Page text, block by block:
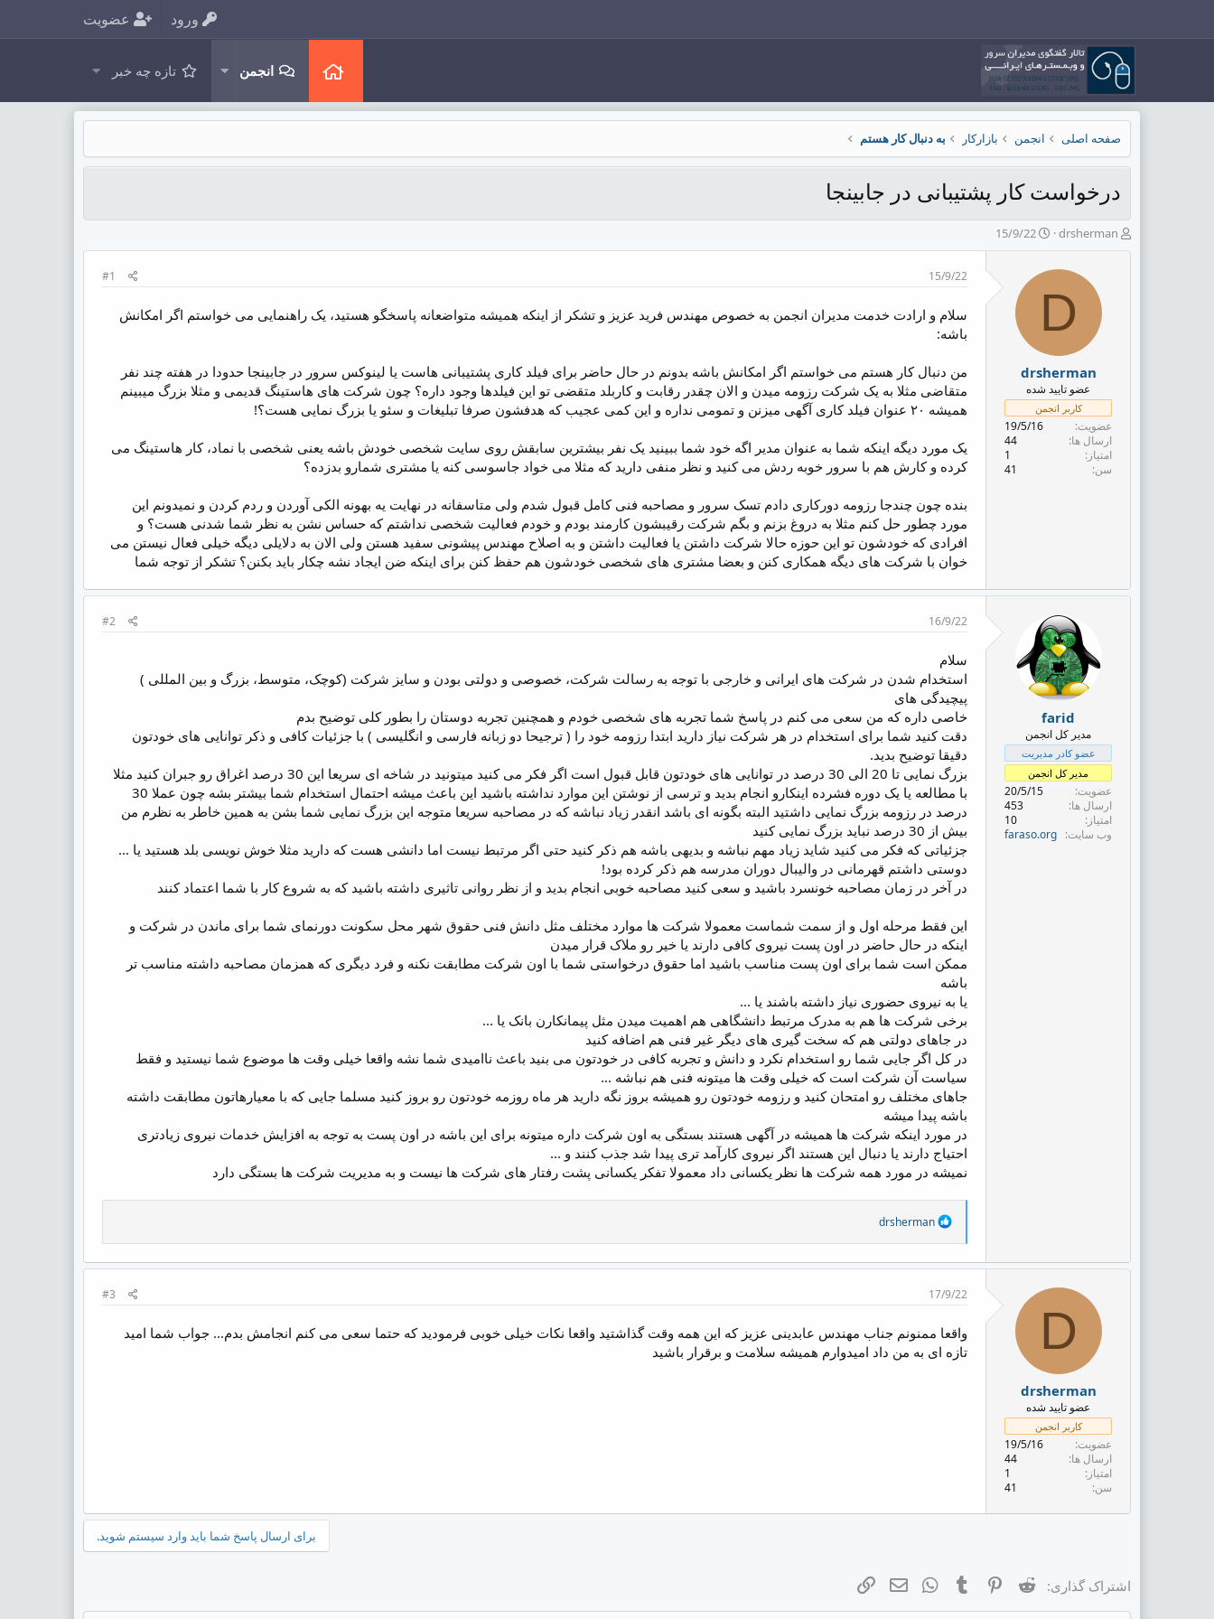
ورود عضویت
انجمن تازه چه خبر
صفحه اصلی انجمن بازارکار به دنبال کار هستم
درخواست کار پشتیبانی در جابینجا
ش
ر
ض
drsherman
ت
ا
ی
و
15/9/22
D
drsherman
عضو تایید شده
کاربر انجمن
عضویت
19/5/16
ارسال ها
44
امتیاز
1
سن
41
15/9/22
#1
سلام و ارادت خدمت مدیران انجمن به خصوص مهندس فرید عزیز و تشکر از اینکه همیشه متواضعانه پاسخگو هستید، یک راهنمایی می خواستم اگر امکانش
باشه:
من دنبال کار هستم می خواستم اگر امکانش باشه بدونم در حال حاضر برای فیلد کاری پشتیبانی هاست یا لینوکس سرور در جابینجا حدودا در هفته چند نفر
متقاضی مثلا به یک شرکت رزومه میدن و الان چقدر رقابت و کاربلد متقضی تو این فیلدها وجود داره؟ چون شرکت های هاستینگ قدیمی و مثلا بزرگ میبینم
همیشه ۲۰ عنوان فیلد کاری آگهی میزنن و تمومی نداره و این کمی عجیب که هدفشون صرفا تبلیغات و سئو یا بزرگ نمایی هست؟!
یک مورد دیگه اینکه شما به عنوان مدیر اگه خود شما ببینید یک نفر بیشترین سابقش روی سایت شخصی خودش باشه یعنی شخصی با نماد، کار هاستینگ می
کرده و کارش هم با سرور خوبه ردش می کنید و نظر منفی دارید که مثلا می خواد جاسوسی کنه یا مشتری شمارو بدزده؟
بنده چون چندجا رزومه دورکاری دادم تسک سرور و مصاحبه فنی کامل قبول شدم ولی متاسفانه در نهایت یه بهونه الکی آوردن و ردم کردن و نمیدونم این
مورد چطور حل کنم مثلا به دروغ بزنم و بگم شرکت رقیبشون کارمند بودم و خودم فعالیت شخصی نداشتم که حساس نشن به نظر شما شدنی هست؟ و
افرادی که خودشون تو این حوزه حالا شرکت داشتن یا فعالیت داشتن و به اصلاح مهندس پیشونی سفید هستن ولی الان به دلایلی دیگه خیلی فعال نیستن می
خوان با شرکت های دیگه همکاری کنن و بعضا مشتری های شخصی خودشون هم حفظ کنن برای اینکه ضن ایجاد نشه چکار باید بکنن؟ تشکر از توجه شما
farid
مدیر کل انجمن
عضو کادر مدیریت
مدیر کل انجمن
عضویت
20/5/15
ارسال ها
453
امتیاز
10
وب سایت
faraso.org
16/9/22
#2
سلام
استخدام شدن در شرکت های ایرانی و خارجی با توجه به رسالت شرکت، خصوصی و دولتی بودن و سایز شرکت (کوچک، متوسط، بزرگ و بین المللی )
پیچیدگی های
خاصی داره که من سعی می کنم در پاسخ شما تجربه های شخصی خودم و همچنین تجربه دوستان را بطور کلی توضیح بدم
دقت کنید شما برای استخدام در هر شرکت نیاز دارید ابتدا رزومه خود را ( ترجیحا دو زبانه فارسی و انگلیسی ) با جزئیات کافی و ذکر توانایی های خودتون
دقیقا توضیح بدید.
بزرگ نمایی تا 20 الی 30 درصد در توانایی های خودتون قابل قبول است اگر فکر می کنید میتونید در شاخه ای سریعا این 30 درصد اغراق رو جبران کنید مثلا
با مطالعه یا یک دوره فشرده اینکارو انجام بدید و ترسی از نوشتن این موارد نداشته باشید این باعث میشه احتمال استخدام شما بیشتر بشه چون عملا 30
درصد در رزومه بزرگ نمایی داشتید البته بگونه ای باشد انقدر زیاد نباشه که در مصاحبه سریعا متوجه این بزرگ نمایی شما بشن به همین خاطر به نظرم من
بیش از 30 درصد نباید بزرگ نمایی کنید
جزئیاتی که فکر می کنید شاید زیاد مهم نباشه و بدیهی باشه هم ذکر کنید حتی اگر مرتبط نیست اما دانشی هست که دارید مثلا خوش نویسی بلد هستید یا ...
دوستی داشتم قهرمانی در والیبال دوران مدرسه هم ذکر کرده بود!
در آخر در زمان مصاحبه خونسرد باشید و سعی کنید مصاحبه خوبی انجام بدید و از نظر روانی تاثیری داشته باشید که به شروع کار با شما اعتماد کنند
این فقط مرحله اول و از سمت شماست معمولا شرکت ها موارد مختلف مثل دانش فنی حقوق شهر محل سکونت دورنمای شما برای ماندن در شرکت و
اینکه در حال حاضر در اون پست نیروی کافی دارند یا خیر رو ملاک قرار میدن
ممکن است شما برای اون پست مناسب باشید اما حقوق درخواستی شما با اون شرکت مطابقت نکنه و فرد دیگری که همزمان مصاحبه داشته مناسب تر
باشه
یا به نیروی حضوری نیاز داشته باشند یا ...
برخی شرکت ها هم به مدرک مرتبط دانشگاهی هم اهمیت میدن مثل پیمانکارن بانک یا ...
در جاهای دولتی هم که سخت گیری های دیگر غیر فنی هم اضافه کنید
در کل اگر جایی شما رو استخدام نکرد و دانش و تجربه کافی در خودتون می بنید باعث ناامیدی شما نشه واقعا خیلی وقت ها موضوع شما نیستید و فقط
سیاست آن شرکت است که خیلی وقت ها میتونه فنی هم نباشه ...
جاهای مختلف رو امتحان کنید و رزومه خودتون رو همیشه بروز نگه دارید هر ماه روزمه خودتون رو بروز کنید مسلما جایی که با معیارهاتون مطابقت داشته
باشه پیدا میشه
در مورد اینکه شرکت ها همیشه در آگهی هستند بستگی به اون شرکت داره میتونه برای این باشه در اون پست به توجه به افزایش خدمات نیروی زیادتری
احتیاج دارند یا دنبال این هستند اگر نیروی کارآمد تری پیدا شد جذب کنند و ...
نمیشه در مورد همه شرکت ها نظر یکسانی داد معمولا تفکر یکسانی پشت رفتار های شرکت ها نیست و به مدیریت شرکت ها بستگی دارد
R
a
c
i
s
:
drsherman
D
drsherman
عضو تایید شده
کاربر انجمن
عضویت
19/5/16
ارسال ها
44
امتیاز
1
سن
41
17/9/22
#3
واقعا ممنونم جناب مهندس عابدینی عزیز که این همه وقت گذاشتید واقعا نکات خیلی خوبی فرمودید که حتما سعی می کنم انجامش بدم... جواب شما امید
تازه ای به من داد امیدوارم همیشه سلامت و برقرار باشید
برای ارسال پاسخ شما باید وارد سیستم شوید.
اشتراک گذاری: Reddit
Pinterest
Tumblr
WhatsApp
ایمیل